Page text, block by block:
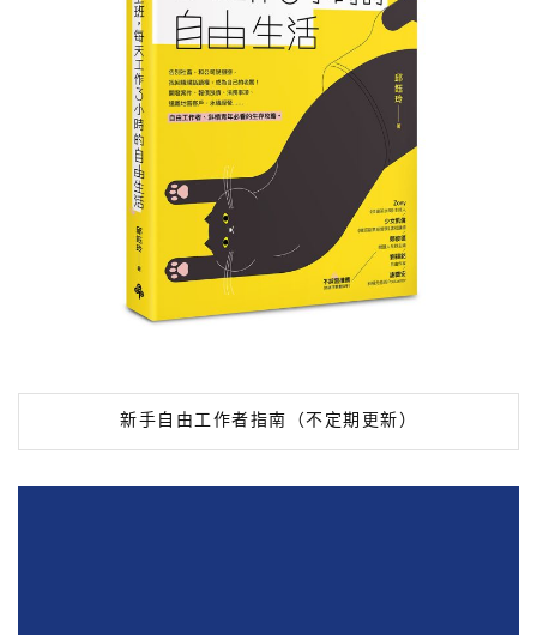
新手自由工作者指南（不定期更新）